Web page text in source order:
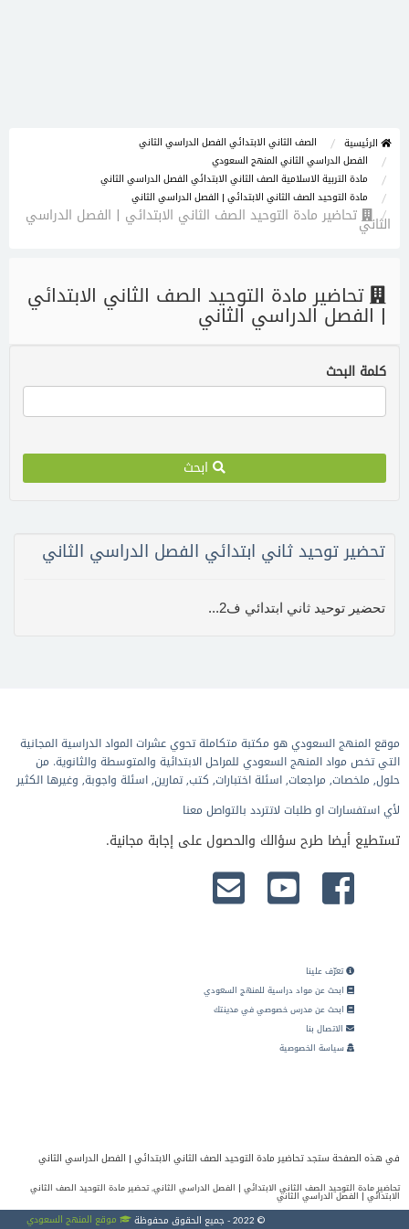
الرئيسية
الصف الثاني الابتدائي الفصل الدراسي الثاني
الفصل الدراسي الثاني المنهج السعودي
مادة التربية الاسلامية الصف الثاني الابتدائي الفصل الدراسي الثاني
مادة التوحيد الصف الثاني الابتدائي | الفصل الدراسي الثاني
تحاضير مادة التوحيد الصف الثاني الابتدائي | الفصل الدراسيالثاني
تحاضير مادة التوحيد الصف الثاني الابتدائي
| الفصل الدراسي الثاني
كلمة البحث
ابحث
تحضير توحيد ثاني ابتدائي الفصل الدراسي الثاني
تحضير توحيد ثاني ابتدائي ف2...
موقع المنهج السعودي هو مكتبة متكاملة تحوي عشرات المواد الدراسية المجانية
التي تخص مواد المنهج السعودي للمراحل الابتدائية والمتوسطة والثانوية. من
حلول, ملخصات, مراجعات, اسئلة اختبارات, كتب, تمارين, اسئلة واجوبة, وغيرها الكثير
لأي استفسارات او طلبات لاتتردد بالتواصل معنا
تستطيع أيضا طرح سؤالك والحصول على إجابة مجانية.
تعرّف علينا
ابحث عن مواد دراسية للمنهج السعودي
ابحث عن مدرس خصوصي في مدينتك
الاتصال بنا
سياسة الخصوصية
في هذه الصفحة ستجد تحاضير مادة التوحيد الصف الثاني الابتدائي | الفصل الدراسي الثاني
تحاضير مادة التوحيد الصف الثاني الابتدائي | الفصل الدراسي الثاني, تحضير مادة التوحيد الصف الثاني
الابتدائي | الفصل الدراسي الثاني
© 2022 - جميع الحقوق محفوظة موقع المنهج السعودي